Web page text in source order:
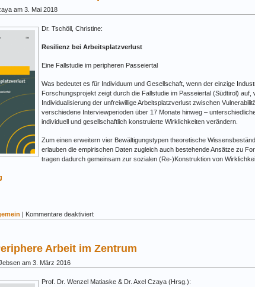
Modernity
–
National
between
and
Conflict
am 3. Mai 2018
Dr. Tschöll, Christine:
Resilienz bei Arbeitsplatzverlust
Eine Fallstudie im peripheren Passeiertal
Was bedeutet es für Individuum und Gesellschaft, wenn der einzige
Forschungsprojekt zeigt durch die Fallstudie im Passeiertal (Südtirol)
Individualisierung der unfreiwillige Arbeitsplatzverlust zwischen
verschiedene Interviewperioden über 17 Monate hinweg –
individuell und gesellschaftlich konstruierte Wirklichkeiten verändern.
Zum einen erweitern vier Bewältigungstypen theoretische
erlauben die empirischen Daten zugleich auch bestehende Ansätze zu
tragen dadurch gemeinsam zur sozialen (Re-)Konstruktion von
| Kommentare deaktiviertfür
bei
–
Eine
Arbeit im Zentrum
am 3. März 2016
Prof. Dr. Wenzel Matiaske & Dr. Axel Czaya (Hrsg.):